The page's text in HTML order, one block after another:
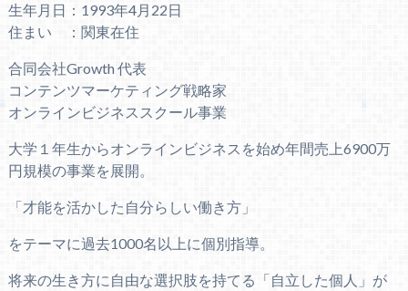
生年月日：1993年4月22日
住まい ：関東在住
合同会社Growth 代表
コンテンツマーケティング戦略家
オンラインビジネススクール事業
大学１年生からオンラインビジネスを始め年間売上6900万
円規模の事業を展開。
「才能を活かした自分らしい働き方」
をテーマに過去1000名以上に個別指導。
将来の生き方に自由な選択肢を持てる「自立した個人」が